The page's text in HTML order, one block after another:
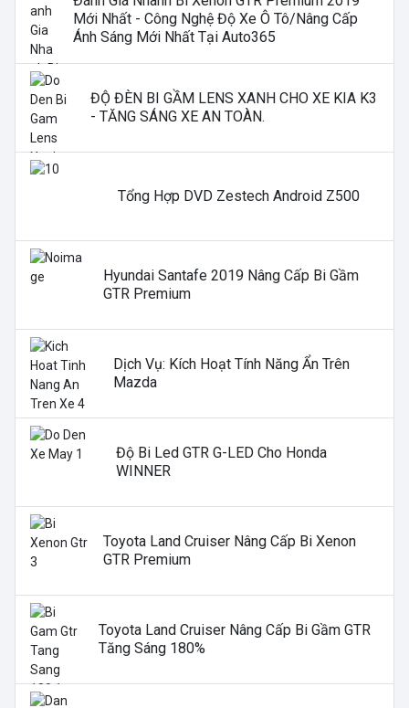
Mới Nhất - Công Nghệ Độ Xe Ô Tô/nâng Cấp
Ánh Sáng Mới Nhất Tại Auto365
ĐỘ ĐÈN BI GẦM LENS XANH CHO XE KIA K3
- TĂNG SÁNG XE AN TOÀN.
Tổng Hợp DVD Zestech Android Z500
Hyundai Santafe 2019 Nâng Cấp Bi Gầm
GTR Premium
Dịch Vụ: Kích Hoạt Tính Năng Ẩn Trên
Mazda
Độ Bi Led GTR G-LED Cho Honda
WINNER
Toyota Land Cruiser Nâng Cấp Bi Xenon
GTR Premium
Toyota Land Cruiser Nâng Cấp Bi Gầm GTR
Tăng Sáng 180%